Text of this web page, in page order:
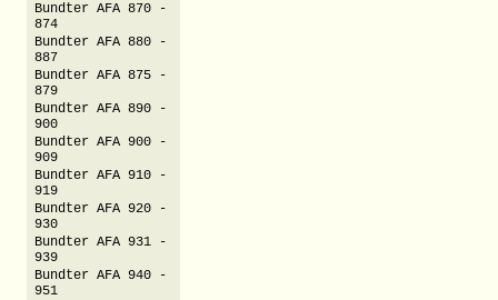
Bundter AFA 870 -
874
Bundter AFA 880 -
887
Bundter AFA 875 -
879
Bundter AFA 890 -
900
Bundter AFA 900 -
909
Bundter AFA 910 -
919
Bundter AFA 920 -
930
Bundter AFA 931 -
939
Bundter AFA 940 -
951